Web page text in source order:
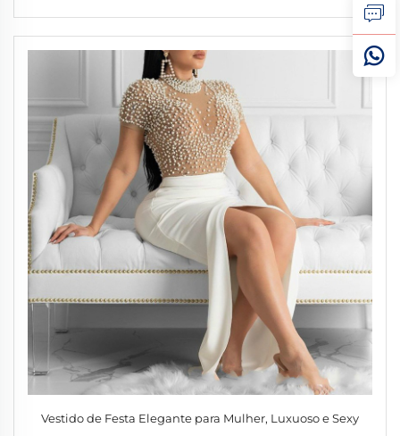
de Sol para Homem
Vestido de Festa Elegante para Mulher, Luxuoso e Sexy